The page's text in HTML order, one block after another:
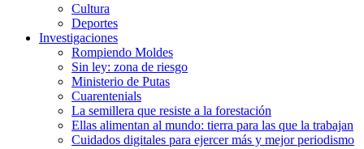
Cultura
Deportes
Investigaciones
Rompiendo Moldes
Sin ley: zona de riesgo
Ministerio de Putas
Cuarentenials
La semillera que resiste a la forestación
Ellas alimentan al mundo: tierra para las que la trabajan
Cuidados digitales para ejercer más y mejor periodismo